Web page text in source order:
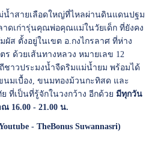
น้ำสายเลือดใหญ่ที่ไหลผ่านดินแดนปฐม
ดเก่ารุ่นคุณพ่อคุณแม่ในวัยเด็ก ที่ยังคง
ผัส ตั้งอยู่ในเขต อ.กงไกรลาศ ที่ห่าง
ร ด้วยเส้นทางหลวง หมายเลข 12
ชาวประมงน้ำจืดริมแม่น้ำยม พร้อมได้
นมเบื้อง, ขนมทองม้วนกะทิสด และ
ที่เป็นที่รู้จักในวงกว้าง อีกด้วย มีทุกวัน
16.00 - 21.00 น.
- TheBonus Suwannasri)